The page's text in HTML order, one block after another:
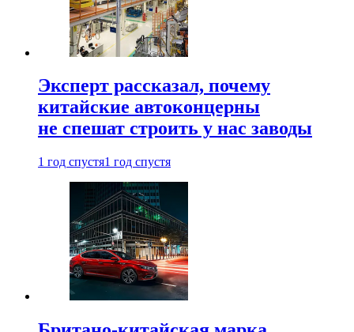
Эксперт рассказал, почему
китайские автоконцерны
не спешат строить у нас заводы
1 год спустя1 год спустя